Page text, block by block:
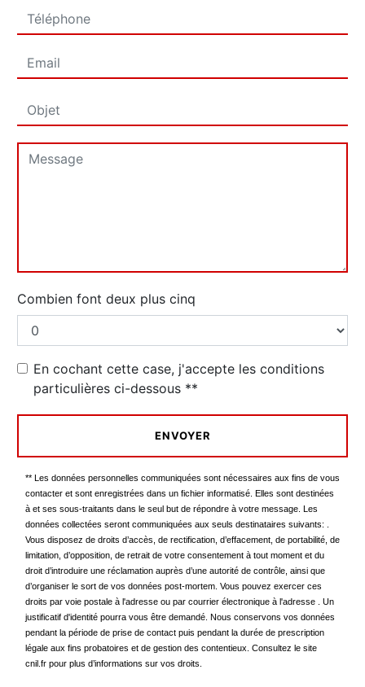
Combien font deux plus cinq
En cochant cette case, j'accepte les conditions
particulières ci-dessous **
ENVOYER
** Les données personnelles communiquées sont nécessaires aux fins de vous
contacter et sont enregistrées dans un fichier informatisé. Elles sont destinées
à et ses sous-traitants dans le seul but de répondre à votre message. Les
données collectées seront communiquées aux seuls destinataires suivants: .
Vous disposez de droits d’accès, de rectification, d’effacement, de portabilité, de
limitation, d’opposition, de retrait de votre consentement à tout moment et du
droit d’introduire une réclamation auprès d’une autorité de contrôle, ainsi que
d’organiser le sort de vos données post-mortem. Vous pouvez exercer ces
droits par voie postale à l'adresse ou par courrier électronique à l'adresse . Un
justificatif d'identité pourra vous être demandé. Nous conservons vos données
pendant la période de prise de contact puis pendant la durée de prescription
légale aux fins probatoires et de gestion des contentieux. Consultez le site
cnil.fr pour plus d’informations sur vos droits.